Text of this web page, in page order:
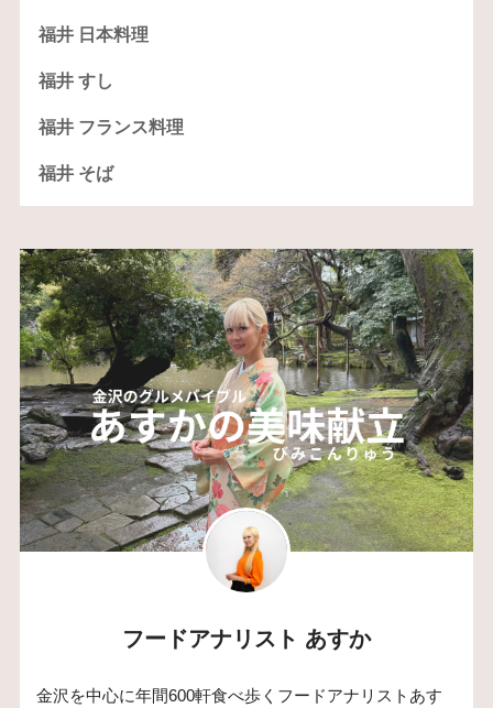
福井 日本料理
福井 すし
福井 フランス料理
福井 そば
フードアナリスト あすか
金沢を中心に年間600軒食べ歩くフードアナリストあす